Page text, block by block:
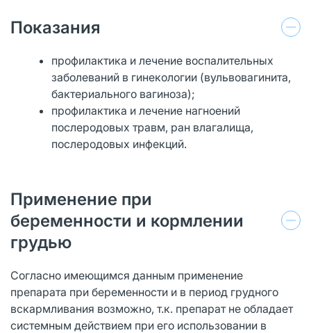
Показания
профилактика и лечение воспалительных
заболеваний в гинекологии (вульвовагинита,
бактериального вагиноза);
профилактика и лечение нагноений
послеродовых травм, ран влагалища,
послеродовых инфекций.
Применение при
беременности и кормлении
грудью
Согласно имеющимся данным применение
препарата при беременности и в период грудного
вскармливания возможно, т.к. препарат не обладает
системным действием при его использовании в